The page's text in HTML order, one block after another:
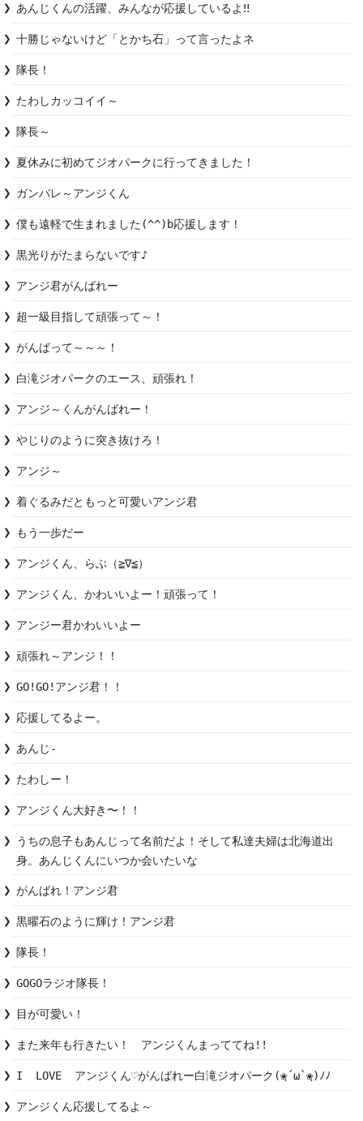
あんじくんの活躍、みんなが応援しているよ‼︎
十勝じゃないけど「とかち石」って言ったよネ
隊長！
たわしカッコイイ～
隊長～
夏休みに初めてジオパークに行ってきました！
ガンバレ～アンジくん
僕も遠軽で生まれました(^^)b応援します！
黒光りがたまらないです♪
アンジ君がんばれー
超一級目指して頑張って～！
がんばって～～～！
白滝ジオパークのエース、頑張れ！
アンジ～くんがんばれー！
やじりのように突き抜けろ！
アンジ～
着ぐるみだともっと可愛いアンジ君
もう一歩だー
アンジくん、らぶ（≧∇≦）
アンジくん、かわいいよー！頑張って！
アンジー君かわいいよー
頑張れ～アンジ！！
GO!GO!アンジ君！！
応援してるよー。
あんじ-
たわしー！
アンジくん大好き〜！！
うちの息子もあんじって名前だよ！そして私達夫婦は北海道出
身。あんじくんにいつか会いたいな
がんばれ！アンジ君
黒曜石のように輝け！アンジ君
隊長！
GOGOラジオ隊長！
目が可愛い！
また来年も行きたい！　アンジくんまっててね!!
I  LOVE  アンジくん♡がんばれー白滝ジオパーク(❀ฺ´ω`❀ฺ)ﾉﾉ
アンジくん応援してるよ～